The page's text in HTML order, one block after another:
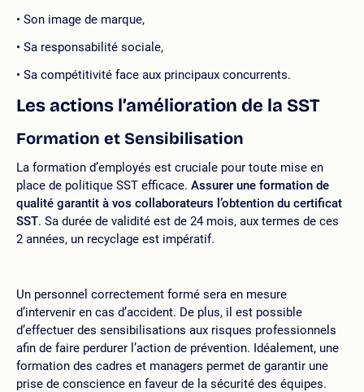
Son image de marque,
Sa responsabilité sociale,
Sa compétitivité face aux principaux concurrents.
Les actions l’amélioration de la SST
Formation et Sensibilisation
La formation d’employés est cruciale pour toute mise en
place de politique SST efficace. Assurer une formation de
qualité garantit à vos collaborateurs l’obtention du certificat
SST. Sa durée de validité est de 24 mois, aux termes de ces
2 années, un recyclage est impératif.
Un personnel correctement formé sera en mesure
d’intervenir en cas d’accident. De plus, il est possible
d’effectuer des sensibilisations aux risques professionnels
afin de faire perdurer l’action de prévention. Idéalement, une
formation des cadres et managers permet de garantir une
prise de conscience en faveur de la sécurité des équipes.